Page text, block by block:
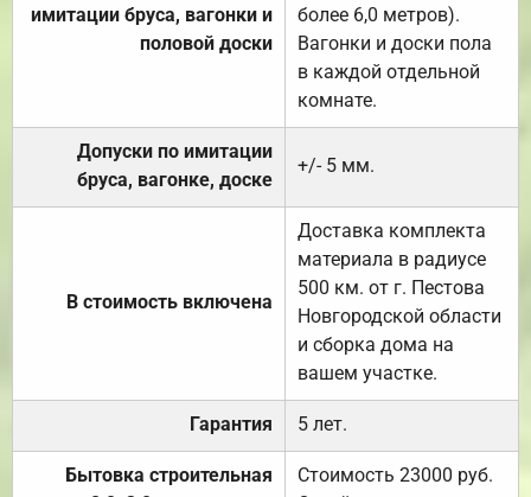
имитации бруса, вагонки и
половой доски
более 6,0 метров).
Вагонки и доски пола
в каждой отдельной
комнате.
Допуски по имитации
бруса, вагонке, доске
+/- 5 мм.
В стоимость включена
Доставка комплекта
материала в радиусе
500 км. от г. Пестова
Новгородской области
и сборка дома на
вашем участке.
Гарантия 5 лет.
Бытовка строительная
Стоимость 23000 руб.